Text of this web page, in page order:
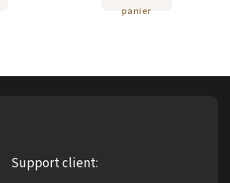
panier
Support client: